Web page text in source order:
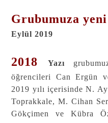
Grubumuza
Eylül 2019
2018 Yazı
öğrencileri Can Ergün
2019 yılı içerisinde N.
Toprakkale, M. Cihan
Gökçimen ve Kübra